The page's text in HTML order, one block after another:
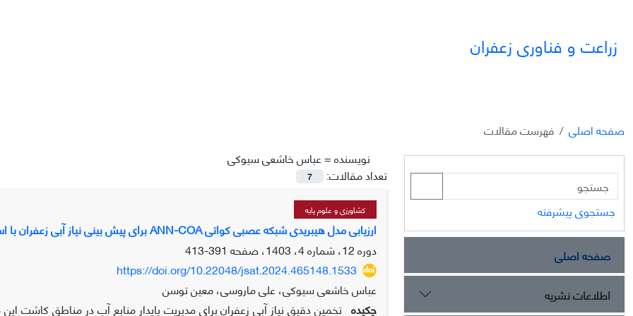
زراعت و فناوری زعفران
صفحه اصلی
فهرست مقالات
نویسنده =عباس خاشعی سیوکی
تعداد مقالات:
7
کشاورزی و علوم پایه
ارزیابی مدل هیبریدی شبکه عصبی کواتی ANN-COA برای پیش بینی نیاز آبی زعفران با استفاده از پارامترهای اقلیمی محدود
دوره 12، شماره 4، 1403، صفحه
391-413
https://doi.org/10.22048/jsat.2024.465148.1533
عباس خاشعی سیوکی، علی ماروسی، معین توسن
چکیده تخمین دقیق نیاز آبی زعفران برای مدیریت پایدار منابع آب در مناطق
جستجوی پیشرفته
صفحه اصلی
اطلاعات نشریه